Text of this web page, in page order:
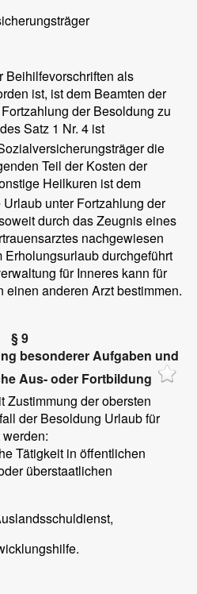
Beihilfevorschriften als
ist, ist dem Beamten der
der Besoldung zu
Satz 1 Nr. 4 ist
die
Teil der Kosten der
Heilkuren ist dem
unter Fortzahlung der
durch das Zeugnis eines
nachgewiesen
durchgeführt
für Inneres kann für
anderen Arzt bestimmen.
§ 9
besonderer Aufgaben und
Aus- oder Fortbildung
Zustimmung der obersten
der Besoldung Urlaub für
Tätigkeit in öffentlichen
überstaatlichen